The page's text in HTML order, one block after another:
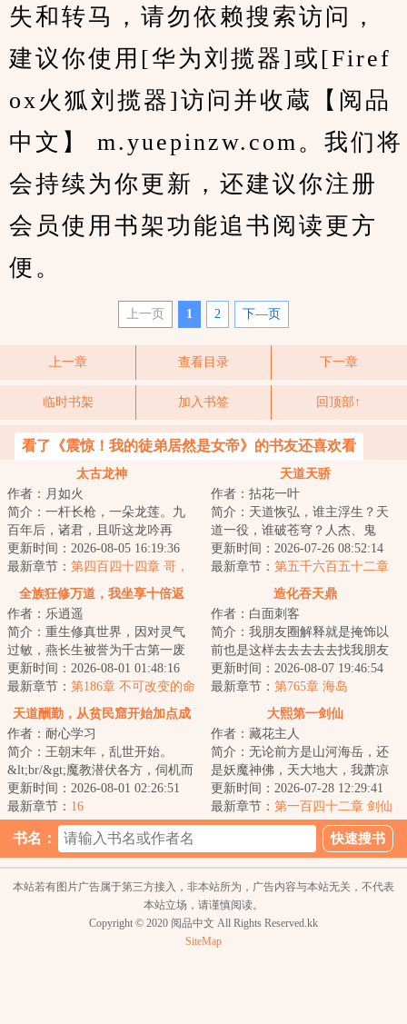
失和转马，请勿依赖搜索访问，
建议你使用[华为刘揽器]或[Firef
ox火狐刘揽器]访问并收蔵【阅品
中文】 m.yuepinzw.com。我们将
会持续为你更新，还建议你注册
会员使用书架功能追书阅读更方
便。
上一页 1 2 下—页
上一章 查看目录 下一章
临时书架 加入书签 回顶部↑
看了《震惊！我的徒弟居然是女帝》的书友还喜欢看
太古龙神
作者：月如火
简介：一杆长枪，一朵龙莲。九
百年后，诸君，且听这龙吟再
起！...
更新时间：2026-08-05 16:19:36
最新章节： 第四百四十四章 哥，
我错了。
天道天骄
作者：拈花一叶
简介：天道恢弘，谁主浮生？天
道一役，谁破苍穹？人杰、鬼
雄、楚翘、天骄，万载后的归
来，再踏归家路，再...
更新时间：2026-07-26 08:52:14
最新章节： 第五千六百五十二章
传承和偶遇！下
全族狂修万道，我坐享十倍返
作者：乐逍遥
简介：重生修真世界，因对灵气
过敏，燕长生被誉为千古第一废
物。无奈解锁系统，只要族人修
炼，便可获得十...
更新时间：2026-08-01 01:48:16
最新章节： 第186章 不可改变的命
运轨迹，不完美的结局！
造化吞天鼎
作者：白面刺客
简介：我朋友圈解释就是掩饰以
前也是这样去去去去去找我朋友
圈...
更新时间：2026-08-07 19:46:54
最新章节： 第765章 海岛
天道酬勤，从贫民窟开始加点成
作者：耐心学习
简介：王朝末年，乱世开始。
&lt;br/&gt;魔教潜伏各方，伺机而
动。叛军揭竿而起，争伐频频。
&lt;br/&gt;宗...
更新时间：2026-08-01 02:26:51
最新章节： 16
大熙第一剑仙
作者：藏花主人
简介：无论前方是山河海岳，还
是妖魔神佛，天大地大，我萧凉
唯有一剑。一剑没法解决的事，
那就多出几剑。...
更新时间：2026-07-28 12:29:41
最新章节： 第一百四十二章 剑仙
之名
书名：
本站若有图片广告属于第三方接入，非本站所为，广告内容与本站无关，不代表
本站立场，请谨慎阅读。
Copyright © 2020 阅品中文 All Rights Reserved.kk
SiteMap